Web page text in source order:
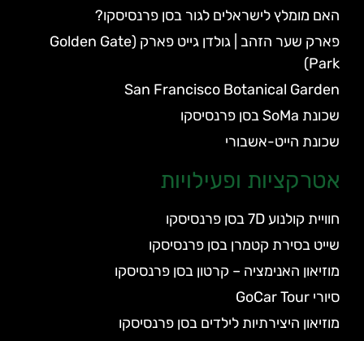
האם מומלץ לישראלים לגור בסן פרנסיסקו?
פארק שער הזהב | גולדן גייט פארק (Golden Gate
Park)
San Francisco Botanical Garden
שכונת SoMa בסן פרנסיסקו
שכונת הייט-אשבורי
אטרקציות ופעילויות
חוויית קולנוע 7D בסן פרנסיסקו
שייט בסירת קטמרן בסן פרנסיסקו
מוזיאון האנימציה – קרטון בסן פרנסיסקו
סיורי GoCar Tour
מוזיאון היצירתיות לילדים בסן פרנסיסקו